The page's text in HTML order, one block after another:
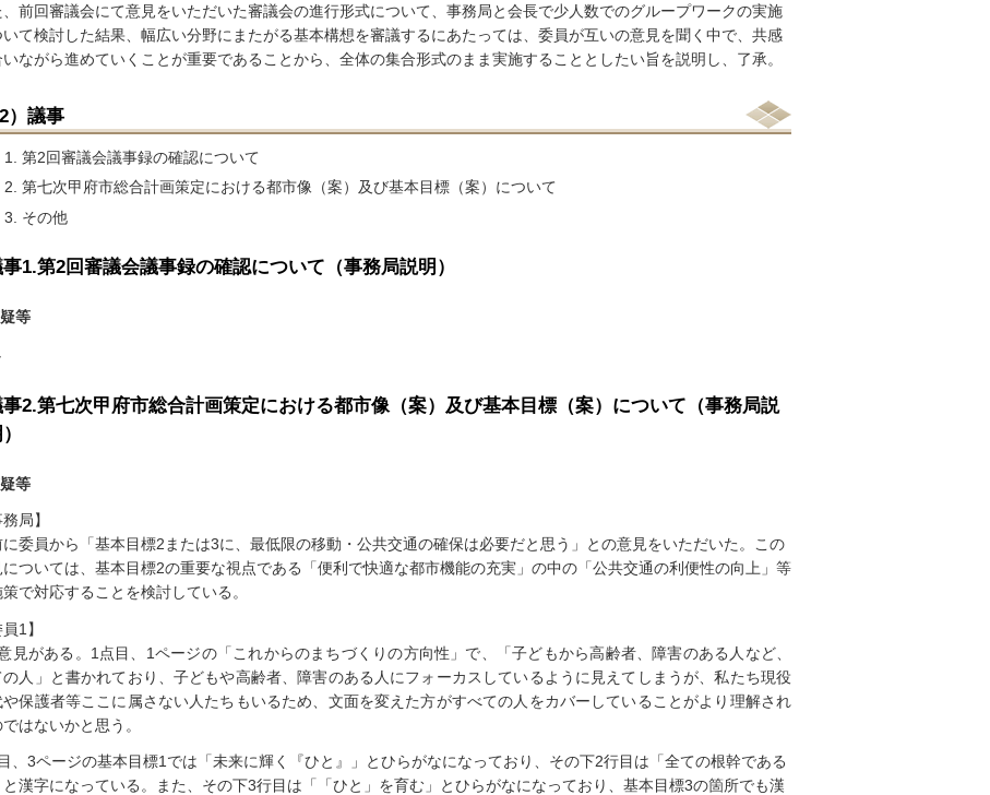
、前回審議会にて意見をいただいた審議会の進行形式について、事務局と会長で少人数でのグループワークの実施
いて検討した結果、幅広い分野にまたがる基本構想を審議するにあたっては、委員が互いの意見を聞く中で、共感
いながら進めていくことが重要であることから、全体の集合形式のまま実施することとしたい旨を説明し、了承。
2）議事
第2回審議会議事録の確認について
第七次甲府市総合計画策定における都市像（案）及び基本目標（案）について
その他
1.第2回審議会議事録の確認について（事務局説明）
等
2.第七次甲府市総合計画策定における都市像（案）及び基本目標（案）について（事務局説
等
務局】
に委員から「基本目標2または3に、最低限の移動・公共交通の確保は必要だと思う」との意見をいただいた。この
については、基本目標2の重要な視点である「便利で快適な都市機能の充実」の中の「公共交通の利便性の向上」等
で対応することを検討している。
員1】
見がある。1点目、1ページの「これからのまちづくりの方向性」で、「子どもから高齢者、障害のある人など、
の人」と書かれており、子どもや高齢者、障害のある人にフォーカスしているように見えてしまうが、私たち現役
や保護者等ここに属さない人たちもいるため、文面を変えた方がすべての人をカバーしていることがより理解され
はないかと思う。
、3ページの基本目標1では「未来に輝く『ひと』」とひらがなになっており、その下2行目は「全ての根幹である
と漢字になっている。また、その下3行目は「「ひと」を育む」とひらがなになっており、基本目標3の箇所でも漢